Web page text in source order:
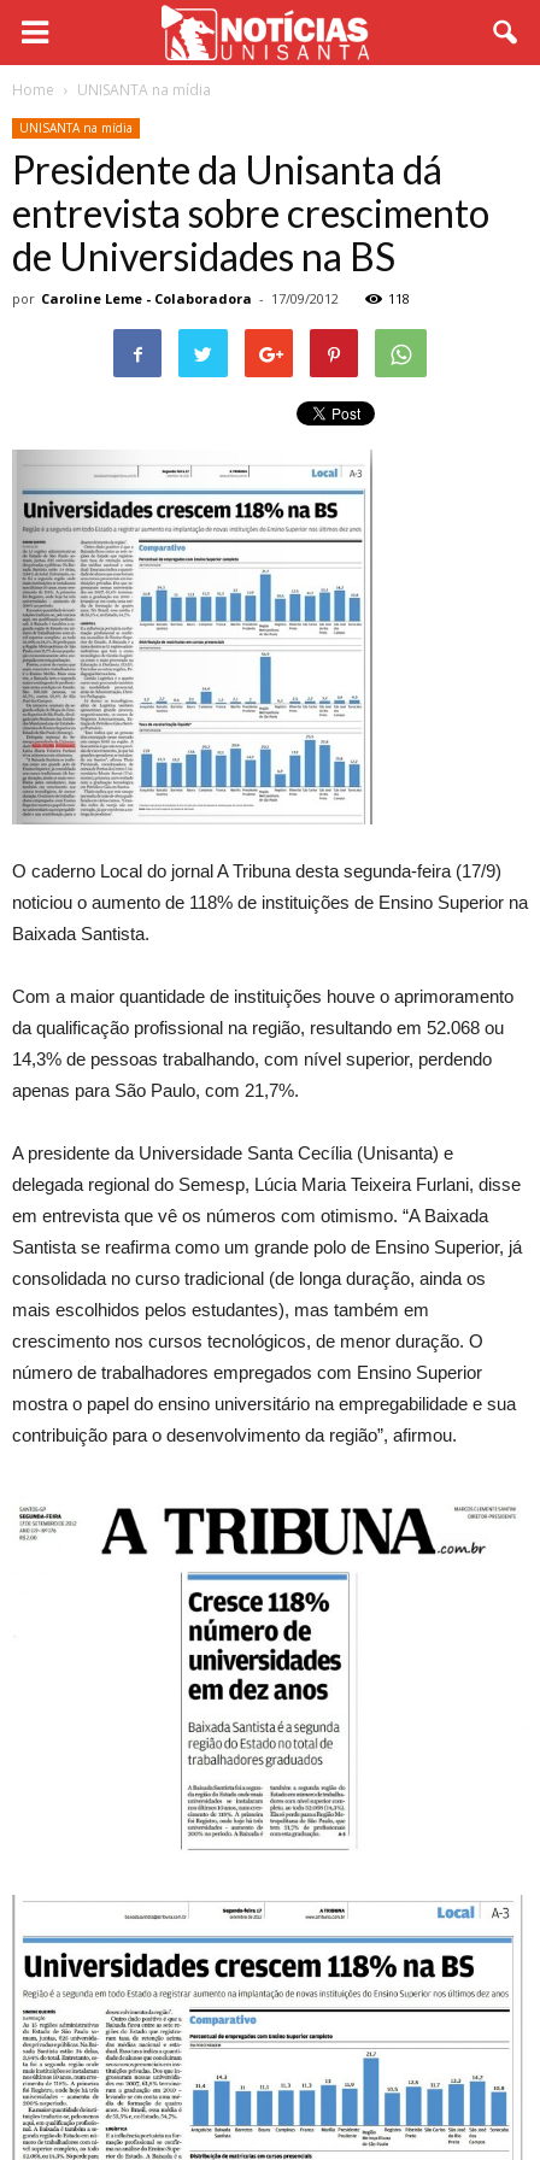
Home UNISANTA na mídia
UNISANTA na mídia
Presidente da Unisanta dá
entrevista sobre crescimento
de Universidades na BS
por Caroline Leme - Colaboradora - 17/09/2012 118
O caderno Local do jornal A Tribuna desta segunda-feira (17/9)
noticiou o aumento de 118% de instituições de Ensino Superior na
Baixada Santista.
Com a maior quantidade de instituições houve o aprimoramento
da qualificação profissional na região, resultando em 52.068 ou
14,3% de pessoas trabalhando, com nível superior, perdendo
apenas para São Paulo, com 21,7%.
A presidente da Universidade Santa Cecília (Unisanta) e
delegada regional do Semesp, Lúcia Maria Teixeira Furlani, disse
em entrevista que vê os números com otimismo. “A Baixada
Santista se reafirma como um grande polo de Ensino Superior, já
consolidada no curso tradicional (de longa duração, ainda os
mais escolhidos pelos estudantes), mas também em
crescimento nos cursos tecnológicos, de menor duração. O
número de trabalhadores empregados com Ensino Superior
mostra o papel do ensino universitário na empregabilidade e sua
contribuição para o desenvolvimento da região”, afirmou.